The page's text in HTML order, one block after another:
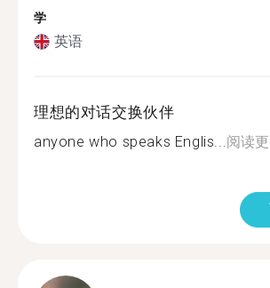
学
英语
理想的对话交换伙伴
anyone who speaks Englis...阅读